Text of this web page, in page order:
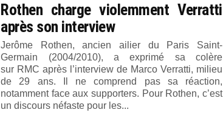
Rothen charge violemment Verratti
après son interview
Jerôme Rothen, ancien ailier du Paris Saint-
Germain (2004/2010), a exprimé sa colère
sur RMC après l’interview de Marco Verratti, milieu
de 29 ans. Il ne comprend pas sa réaction,
notamment face aux supporters. Pour Rothen, c’est
un discours néfaste pour les...